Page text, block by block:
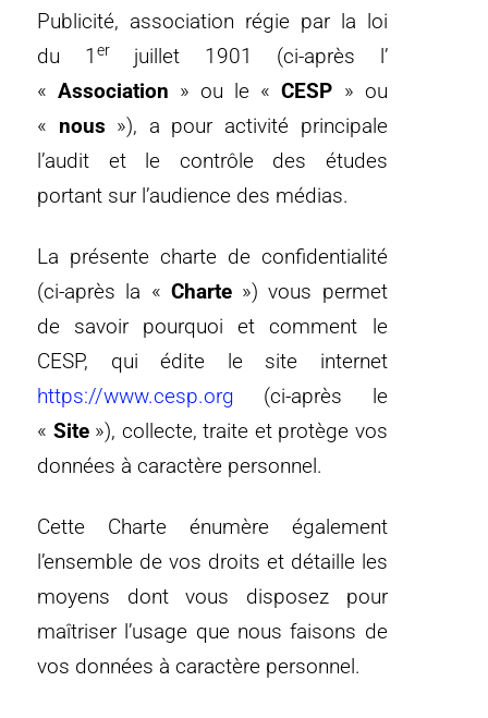
Publicité, association régie par la loi
du 1 erjuillet 1901 (ci-après l’
«Association » ou le «CESP » ou
« nous »), a pour activité principale
l’audit et le contrôle des études
portant sur l’audience des médias.
La présente charte de confidentialité
(ci-après la « Charte ») vous permet
de savoir pourquoi et comment le
CESP, qui édite le site internet
https://www.cesp.org (ci-après le
« Site»), collecte, traite et protège vos
données à caractère personnel.
Cette Charte énumère également
l’ensemble de vos droits et détaille les
moyens dont vous disposez pour
maîtriser l’usage que nous faisons de
vos données à caractère personnel.